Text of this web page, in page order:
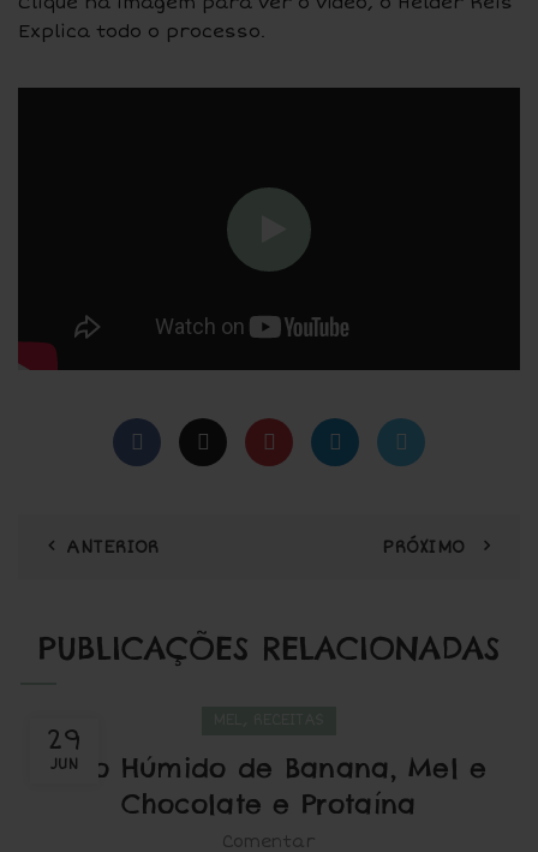
Explica todo o processo.
ANTERIOR PRÓXIMO
PUBLICAÇÕES RELACIONADAS
29
JUN
Bolo Húmido de Banana, Mel e
Chocolate e Protaína
Comentar